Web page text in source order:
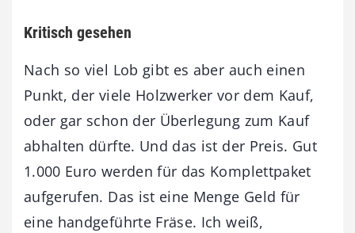
Kritisch gesehen
Nach so viel Lob gibt es aber auch einen
Punkt, der viele Holzwerker vor dem Kauf,
oder gar schon der Überlegung zum Kauf
abhalten dürfte. Und das ist der Preis. Gut
1.000 Euro werden für das Komplettpaket
aufgerufen. Das ist eine Menge Geld für
eine handgeführte Fräse. Ich weiß,